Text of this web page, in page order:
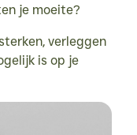
je moeite?
verleggen
is op je